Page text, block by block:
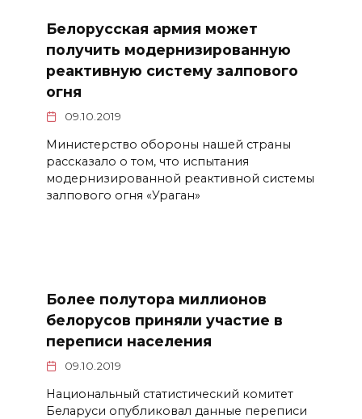
Белорусская армия может
получить модернизированную
реактивную систему залпового
огня
09.10.2019
Министерство обороны нашей страны
рассказало о том, что испытания
модернизированной реактивной системы
залпового огня «Ураган»
Более полутора миллионов
белорусов приняли участие в
переписи населения
09.10.2019
Национальный статистический комитет
Беларуси опубликовал данные переписи